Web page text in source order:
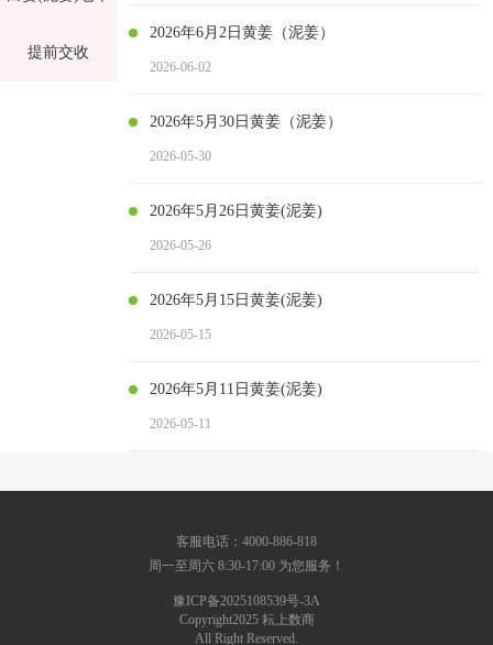
提前交收
2026年6月2日黄姜（泥姜）
2026-06-02
2026年5月30日黄姜（泥姜）
2026-05-30
2026年5月26日黄姜(泥姜)
2026-05-26
2026年5月15日黄姜(泥姜)
2026-05-15
2026年5月11日黄姜(泥姜)
2026-05-11
客服电话：4000-886-818
周一至周六 8:30-17:00 为您服务！
豫ICP备2025108539号-3A
Copyright2025 耘上数商
All Right Reserved.